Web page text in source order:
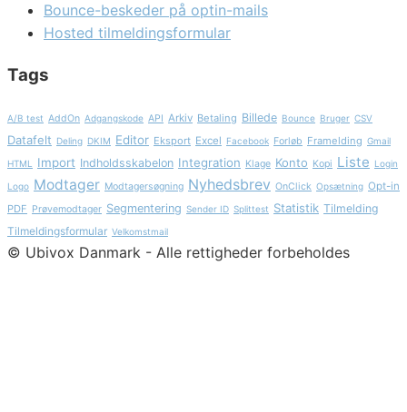
Bounce-beskeder på optin-mails
Hosted tilmeldingsformular
Tags
A/B test AddOn Adgangskode API Arkiv Betaling Billede Bounce Bruger CSV
Datafelt Deling DKIM Editor Eksport Excel Facebook Forløb Framelding Gmail
HTML Import Indholdsskabelon Integration Klage Konto Kopi Liste Login
Logo Modtager Modtagersøgning Nyhedsbrev OnClick Opsætning Opt-in
PDF Prøvemodtager Segmentering Sender ID Splittest Statistik Tilmelding
Tilmeldingsformular Velkomstmail
© Ubivox Danmark - Alle rettigheder forbeholdes